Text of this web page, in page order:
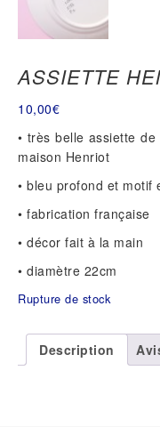
ASSIETTE
10,00€
• très belle assiette
maison Henriot
• bleu profond et motif
• fabrication française
• décor fait à la main
• diamètre 22cm
Rupture de stock
Description